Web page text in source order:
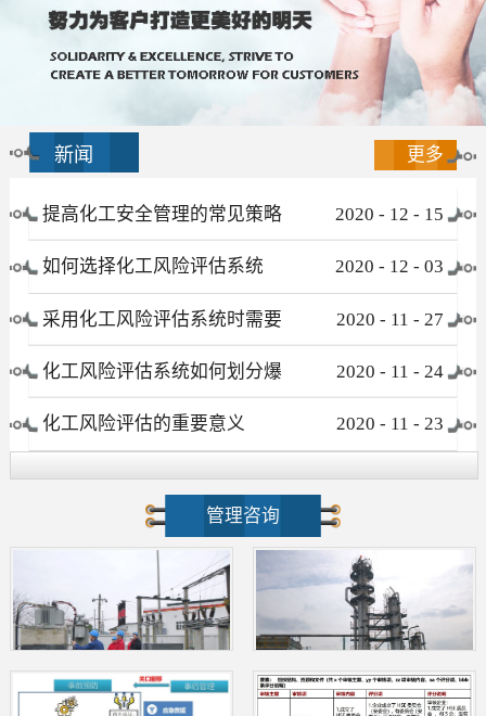
新闻 更多
提高化工安全管理的常见策略
有哪些
2020 - 12 - 15
如何选择化工风险评估系统 2020 - 12 - 03
采用化工风险评估系统时需要
注意哪些事项
2020 - 11 - 27
化工风险评估系统如何划分爆
炸危险区域
2020 - 11 - 24
化工风险评估的重要意义 2020 - 11 - 23
管理咨询